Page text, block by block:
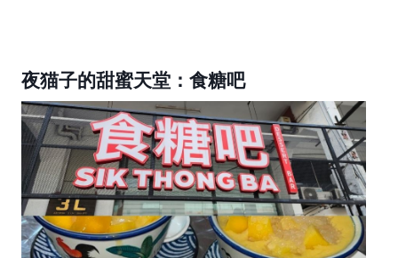
夜猫子的甜蜜天堂：食糖吧